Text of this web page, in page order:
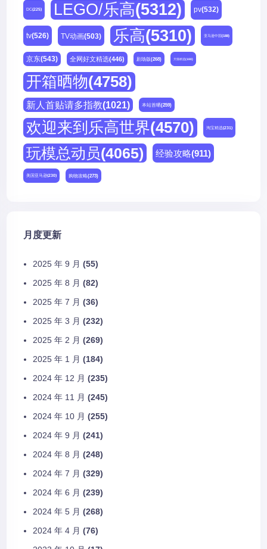
DC(225) LEGO/乐高(5312) pv(532)
tv(526) TV动画(503) 乐高(5310) 亚马逊中国(188)
京东(543) 全网好文精选(446) 剧场版(268) 天猫精选(180)
开箱晒物(4758)
新人首贴请多指教(1021) 本站首晒(259)
欢迎来到乐高世界(4570) 淘宝精选(231)
玩模总动员(4065) 经验攻略(911)
美国亚马逊(230) 购物攻略(273)
月度更新
2025 年 9 月 (55)
2025 年 8 月 (82)
2025 年 7 月 (36)
2025 年 3 月 (232)
2025 年 2 月 (269)
2025 年 1 月 (184)
2024 年 12 月 (235)
2024 年 11 月 (245)
2024 年 10 月 (255)
2024 年 9 月 (241)
2024 年 8 月 (248)
2024 年 7 月 (329)
2024 年 6 月 (239)
2024 年 5 月 (268)
2024 年 4 月 (76)